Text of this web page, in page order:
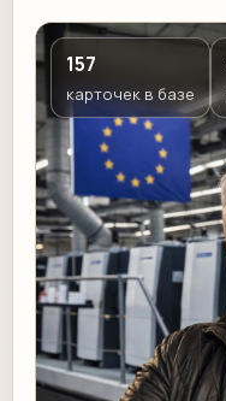
157
карточек в базе